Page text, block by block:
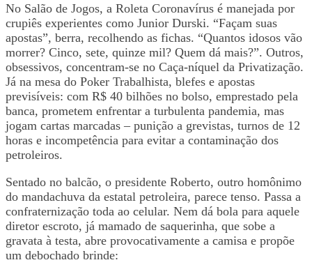
No Salão de Jogos, a Roleta Coronavírus é manejada por
crupiês experientes como Junior Durski. “Façam suas
apostas”, berra, recolhendo as fichas. “Quantos idosos vão
morrer? Cinco, sete, quinze mil? Quem dá mais?”. Outros,
obsessivos, concentram-se no Caça-níquel da Privatização.
Já na mesa do Poker Trabalhista, blefes e apostas
previsíveis: com R$ 40 bilhões no bolso, emprestado pela
banca, prometem enfrentar a turbulenta pandemia, mas
jogam cartas marcadas – punição a grevistas, turnos de 12
horas e incompetência para evitar a contaminação dos
petroleiros.
Sentado no balcão, o presidente Roberto, outro homônimo
do mandachuva da estatal petroleira, parece tenso. Passa a
confraternização toda ao celular. Nem dá bola para aquele
diretor escroto, já mamado de saquerinha, que sobe a
gravata à testa, abre provocativamente a camisa e propõe
um debochado brinde: